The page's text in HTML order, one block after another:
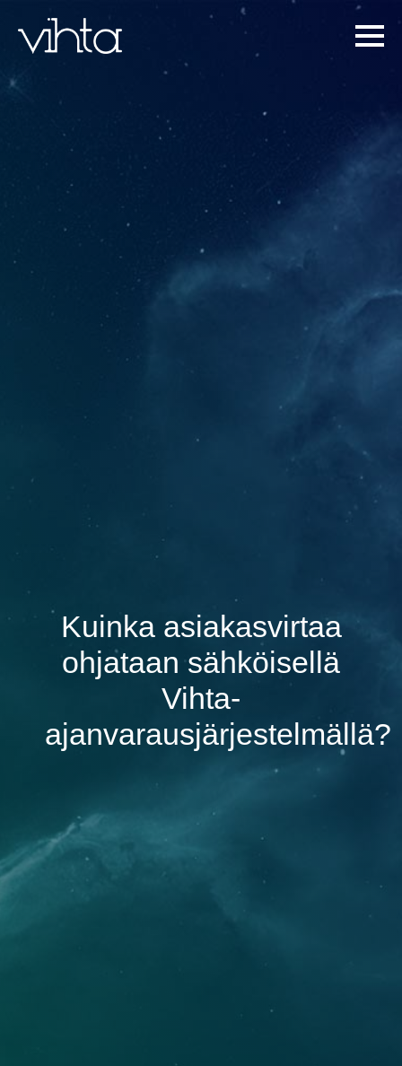
Kuinka asiakasvirtaa
ohjataan sähköisellä
Vihta-
ajanvarausjärjestelmällä?